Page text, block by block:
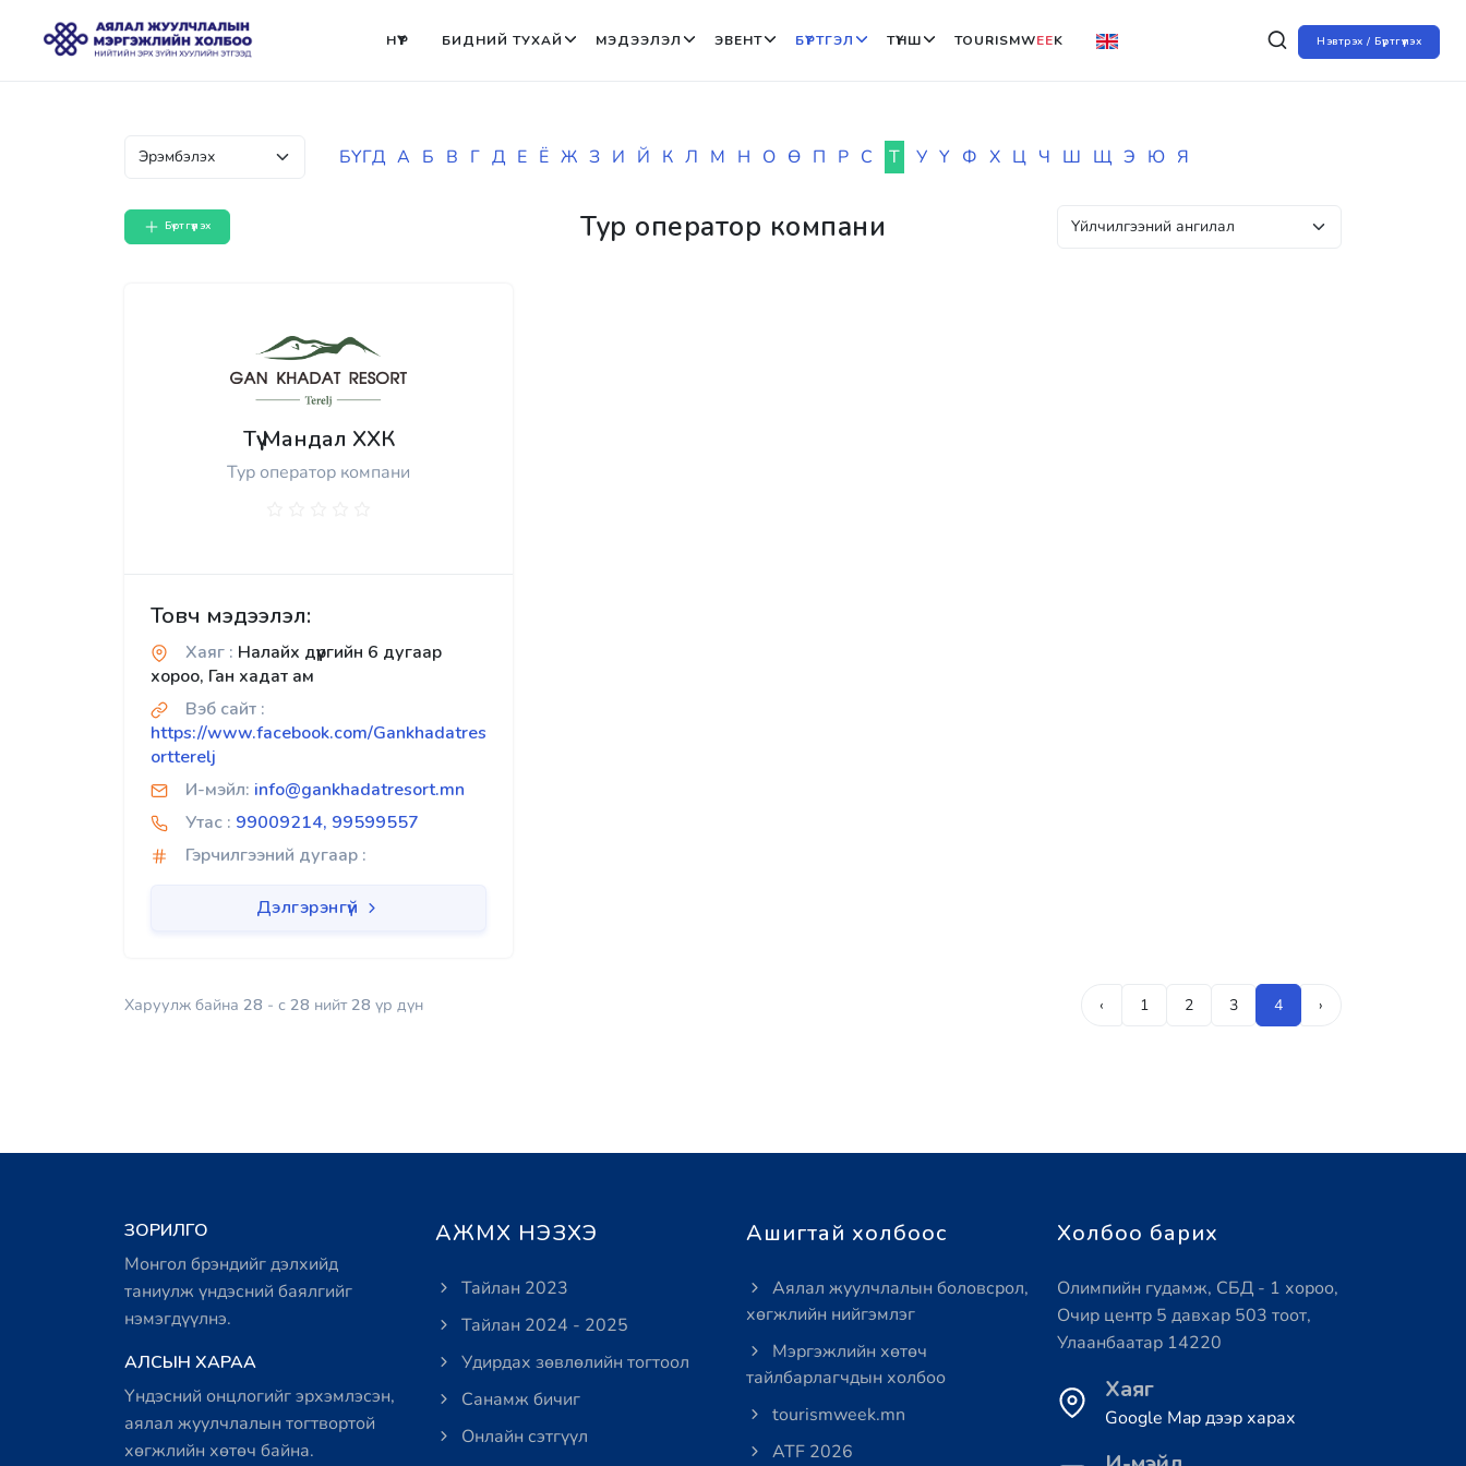
Нэвтрэх / Бүртгүүлэх
НҮҮР БИДНИЙ ТУХАЙ МЭДЭЭЛЭЛ ЭВЕНТ БҮРТГЭЛ ТҮНШ TOURISMWEEK
БҮГД А Б В Г Д Е Ё Ж З И Й К Л М Н О Ө П Р С Т У Ү Ф Х Ц Ч Ш Щ Э Ю Я
Бүртгүүлэх Тур оператор компани
Түү Мандал ХХК
Тур оператор компани
Товч мэдээлэл:
Хаяг : Налайх дүүргийн 6 дугаар
хороо, Ган хадат ам
Вэб сайт :
https://www.facebook.com/Gankhadatres
ortterelj
И-мэйл: info@gankhadatresort.mn
Утас : 99009214, 99599557
Гэрчилгээний дугаар :
Дэлгэрэнгүй
Харуулж байна 28 - с 28 нийт28 үр дүн ‹ 1 2 3 4 ›
ЗОРИЛГО
Монгол брэндийг дэлхийд
таниулж үндэсний баялгийг
нэмэгдүүлнэ.
АЛСЫН ХАРАА
Үндэсний онцлогийг эрхэмлэсэн,
аялал жуулчлалын тогтвортой
хөгжлийн хөтөч байна.
АЖМХ НЭЗХЭ
Тайлан 2023
Тайлан 2024 - 2025
Удирдах зөвлөлийн тогтоол
Санамж бичиг
Онлайн сэтгүүл
Ашигтай холбоос
Аялал жуулчлалын боловсрол,
хөгжлийн нийгэмлэг
Мэргэжлийн хөтөч
тайлбарлагчдын холбоо
tourismweek.mn
ATF 2026
Холбоо барих
Олимпийн гудамж, СБД - 1 хороо,
Очир центр 5 давхар 503 тоот,
Улаанбаатар 14220
Хаяг
Google Map дээр харах